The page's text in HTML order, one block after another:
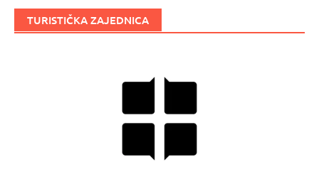
TURISTIČKA ZAJEDNICA